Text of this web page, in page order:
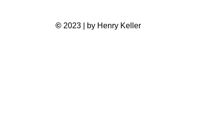
© 2023 | by Henry Keller